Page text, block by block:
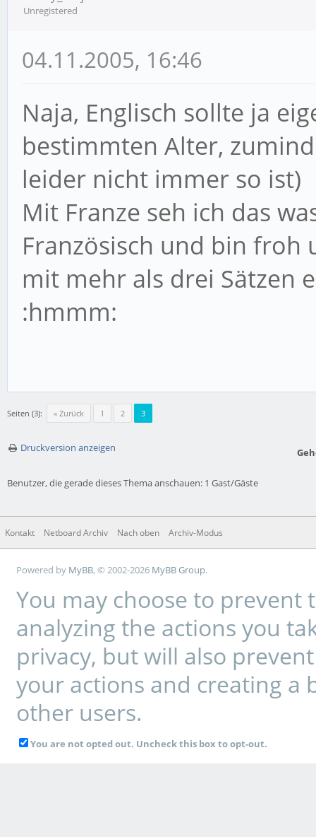
Unregistered
04.11.2005, 16:46
Naja, Englisch sollte ja
bestimmten Alter,
leider nicht immer so ist)
Mit Franze seh ich das
Französisch und bin froh
mit mehr als drei Sätzen
:hmmm:
Seiten (3): « Zurück 1 2 3
Druckversion anzeigen
Benutzer, die gerade dieses Thema anschauen: 1 Gast/Gäste
Kontakt Netboard Archiv Nach oben Archiv-Modus
Powered by MyBB, © 2002-2026 MyBB Group.
You may choose to
analyzing the actions you
privacy, but will also
your actions and creating a
other users.
You are not opted out. Uncheck this box to opt-out.